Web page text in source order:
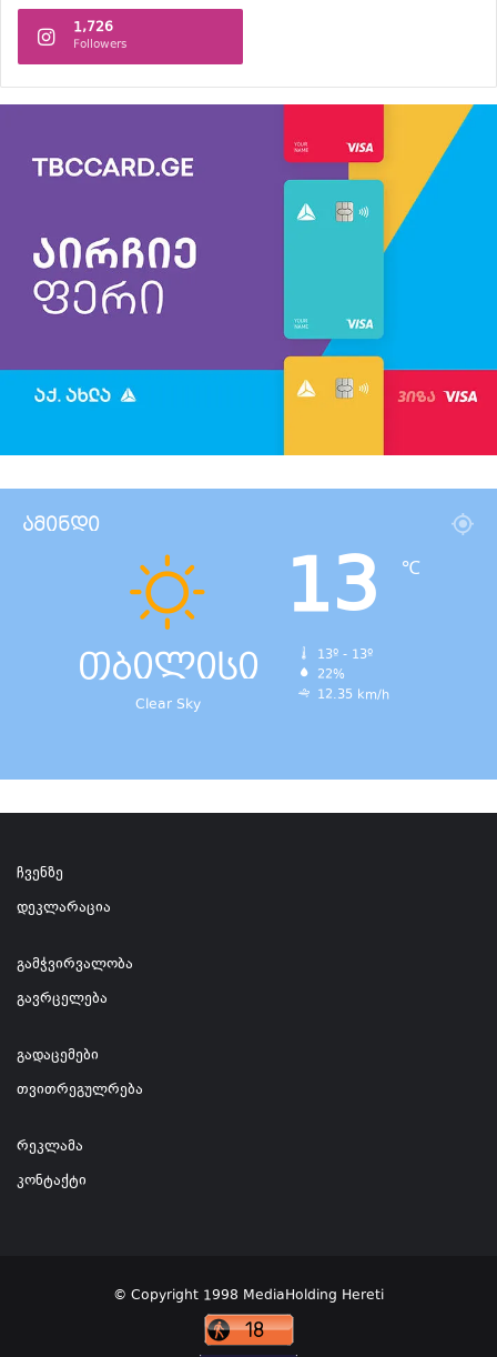
1,726
Followers
ამინდი
თბილისი
Clear Sky
13 ℃
13º - 13º
22%
12.35 km/h
ჩვენზე
დეკლარაცია
გამჭვირვალობა
გავრცელება
გადაცემები
თვითრეგულრება
რეკლამა
კონტაქტი
© Copyright 1998 MediaHolding Hereti